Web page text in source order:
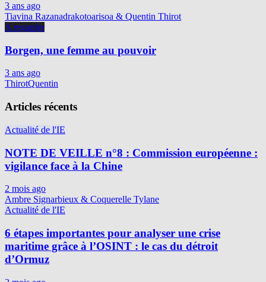
3 ans ago
Tiavina Razanadrakotoarisoa & Quentin Thirot
A regarder
Borgen, une femme au pouvoir
3 ans ago
ThirotQuentin
Articles récents
Actualité de l'IE
NOTE DE VEILLE n°8 : Commission européenne :
vigilance face à la Chine
2 mois ago
Ambre Signarbieux & Coquerelle Tylane
Actualité de l'IE
6 étapes importantes pour analyser une crise
maritime grâce à l’OSINT : le cas du détroit
d’Ormuz